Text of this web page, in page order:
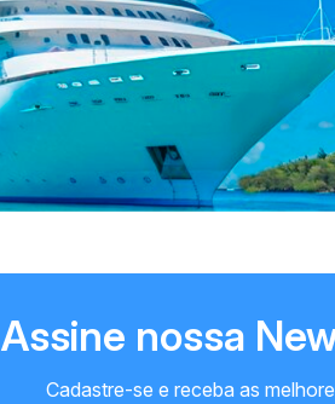
Assine nossa
Cadastre-se e receba as